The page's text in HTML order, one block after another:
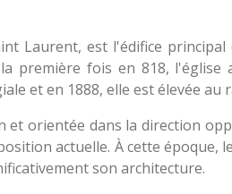
Laurent, est l'édifice
première fois en 818,
et en 1888, elle est élevée au
orientée dans la direction
actuelle. À cette
son architecture.